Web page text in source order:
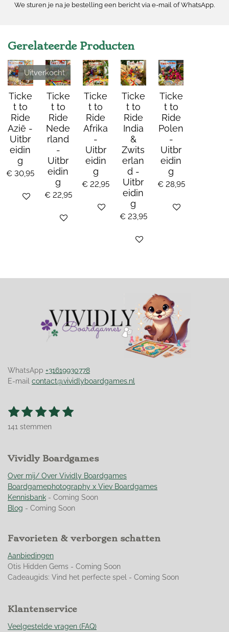
We sturen je na je bestelling een bericht via e-mail of WhatsApp.
Gerelateerde Producten
Ticke
t to
Ride
Azië -
Uitbr
eidin
g
€ 30,95
Bekijk details
Uitverkocht
Ticke
t to
Ride
Nede
rland
-
Uitbr
eidin
g
€ 22,95
Houd mij op de hoogte
Ticke
t to
Ride
Afrika
-
Uitbr
eidin
g
€ 22,95
Bekijk details
Ticke
t to
Ride
India
&
Zwits
erlan
d -
Uitbr
eidin
g
€ 23,95
Bekijk details
Ticke
t to
Ride
Polen
-
Uitbr
eidin
g
€ 28,95
Bekijk details
WhatsApp +31619930778
E-mail contact@vividlyboardgames.nl
R
n
:
4
.
9
3
5
4
6
9
9
1
s
r
2
s
r
r
e
n
3
s
r
r
e
n
4
s
r
r
e
n
5
r
r
e
n
S
n
141 stemmen
Vividly Boardgames
Over mij/ Over Vividly Boardgames
Boardgamephotography x Viev Boardgames
Kennisbank - Coming Soon
Blog - Coming Soon
Favorieten & verborgen schatten
Aanbiedingen
Otis Hidden Gems - Coming Soon
Cadeaugids: Vind het perfecte spel - Coming Soon
Klantenservice
Veelgestelde vragen (FAQ)